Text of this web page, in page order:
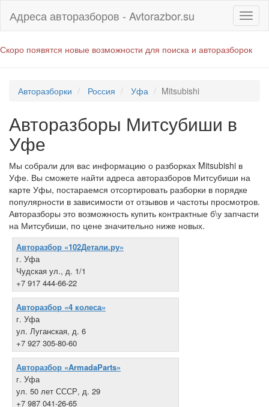
Адреса авторазборов - Avtorazbor.su
Скоро появятся новые возможности для поиска и авторазборок
Авторазборки Россия Уфа Mitsubishi
Авторазборы Митсубиши в
Уфе
Мы собрали для вас информацию о разборках Mitsubishi в
Уфе. Вы сможете найти адреса авторазборов Митсубиши на
карте Уфы, постараемся отсортировать разборки в порядке
популярности в зависимости от отзывов и частоты просмотров.
Авторазборы это возможность купить контрактные б\у запчасти
на Митсубиши, по цене значительно ниже новых.
Авторазбор «102Детали.ру»
г. Уфа
Чудская ул., д. 1/1
+7 917 444-66-22
Авторазбор «4 колеса»
г. Уфа
ул. Луганская, д. 6
+7 927 305-80-60
Авторазбор «ArmadaParts»
г. Уфа
ул. 50 лет СССР, д. 29
+7 987 041-26-65